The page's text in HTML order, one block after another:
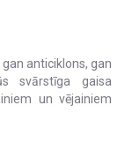
anticiklons, gan
svārstīga gaisa
un vējainiem